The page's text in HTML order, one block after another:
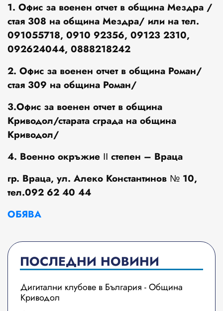
1. Офис за военен отчет в община Мездра /
стая 308 на община Мездра/ или на тел.
091055718, 0910 92356, 09123 2310,
092624044, 0888218242
2. Офис за военен отчет в община Роман/
стая 309 на община Роман/
3.Офис за военен отчет в община
Криводол/старата сграда на община
Криводол/
4. Военно окръжие ІІ степен – Враца
гр. Враца, ул. Алеко Константинов № 10,
тел.092 62 40 44
ОБЯВА
ПОСЛЕДНИ НОВИНИ
Дигитални клубове в България - Община
Криводол